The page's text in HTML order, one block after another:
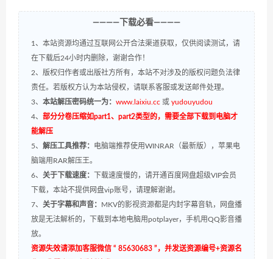
————下载必看————
1、本站资源均通过互联网公开合法渠道获取，仅供阅读测试，请
在下载后24小时内删除，谢谢合作！
2、版权归作者或出版社方所有，本站不对涉及的版权问题负法律
责任。若版权方认为本站侵权，请联系客服或发送邮件处理。
3、 本站解压密码统一为： www.laixiu.cc 或 yudouyudou
4、 部分分卷压缩如part1、part2类型的，需要全部下载到电脑才
能解压
5、 解压工具推荐： 电脑端推荐使用WINRAR（最新版），苹果电
脑端用RAR解压王。
6、 关于下载速度：
下载速度慢的，请开通百度网盘超级VIP会员
下载，本站不提供网盘vip账号，请理解谢谢。
7、 关于字幕和声音： MKV的影视资源都是内封字幕音轨，网盘播
放是无法解析的，下载到本地电脑用potplayer，手机用QQ影音播
放。
资源失效请添加客服微信 “ 85630683 ”，并发送资源编号+资源名